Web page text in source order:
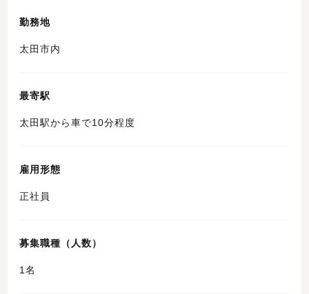
勤務地
太田市内
最寄駅
太田駅から車で10分程度
雇用形態
正社員
募集職種（人数）
1名